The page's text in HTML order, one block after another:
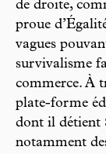
de droite,
proue
vagues
survivalisme
commerce. À
plate-forme
dont il détient
notamment